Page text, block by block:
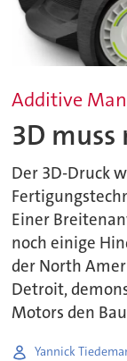
Additive
3D
Der 3D-Druck
Einer
noch einige
der North
Detroit,
Motors den
Yannick